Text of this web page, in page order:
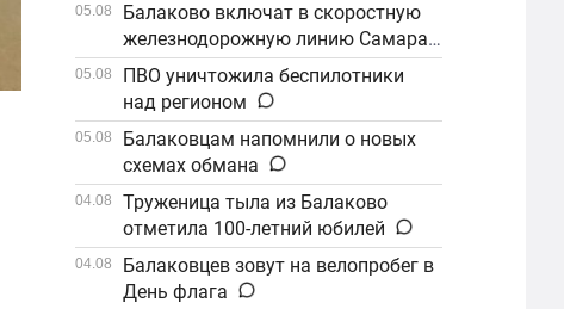
05.08
Балаково включат в скоростную
железнодорожную линию Самара–
Саратов
05.08
ПВО уничтожила беспилотники
над регионом
05.08
Балаковцам напомнили о новых
схемах обмана
04.08
Труженица тыла из Балаково
отметила 100-летний юбилей
04.08
Балаковцев зовут на велопробег в
День флага